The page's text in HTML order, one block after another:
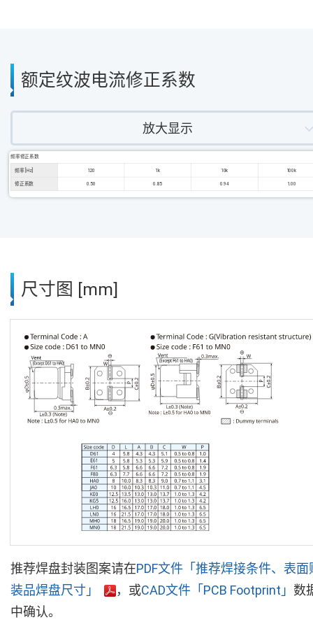
额定纹波电流修正系数
放大显示
频率修正系数
频率 [Hz] 120 1k 10k 100k
修正系数 0.50 0.85 0.94 1.00
尺寸图 [mm]
推荐焊盘封装图案请在PDF文件「推荐焊接条件、表面
装品焊盘尺寸」
，或CAD文件「PCB Footprint」 数
中确认。